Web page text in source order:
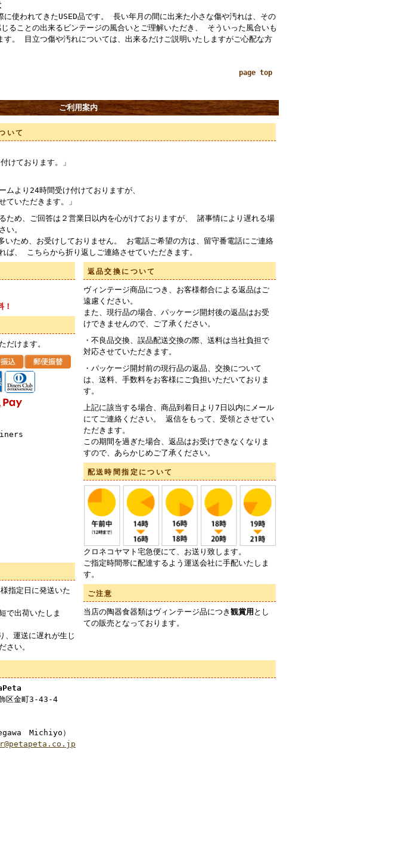
に使われてきたUSED品です。 長い年月の間に出来た小さな傷や汚れは、その
ることの出来るビンテージの風合いとご理解いただき、 そういった風合いも
す。 目立つ傷や汚れについては、出来るだけご説明いたしますがご心配な方
page top
ご利用案内
いて
けております。」
ムより24時間受け付けておりますが、
ていただきます。」
ため、ご回答は２営業日以内を心がけておりますが、 諸事情により遅れる場
い。
いため、お受けしておりません。 お電話ご希望の方は、留守番電話にご連絡
ば、 こちらから折り返しご連絡させていただきます。
！
だけます。
指定日に発送いた
で出荷いたしま
、運送に遅れが生じ
さい。
返品交換について
ヴィンテージ商品につき、お客様都合による返品はご
遠慮ください。
また、現行品の場合、パッケージ開封後の返品はお受
けできませんので、ご了承ください。
・不良品交換、誤品配送交換の際、送料は当社負担で
対応させていただきます。
・パッケージ開封前の現行品の返品、交換について
は、送料、手数料をお客様にご負担いただいておりま
す。
上記に該当する場合、商品到着日より7日以内にメール
にてご連絡ください。 返信をもって、受領とさせてい
ただきます。
この期間を過ぎた場合、返品はお受けできなくなりま
すので、あらかじめご了承ください。
配送時間指定について
クロネコヤマト宅急便にて、お送り致します。
ご指定時間帯に配達するよう運送会社に手配いたしま
す。
ご注意
当店の陶器食器類はヴィンテージ品につき 観賞用 とし
ての販売となっております。
区金町3-43-4
Michiyo）